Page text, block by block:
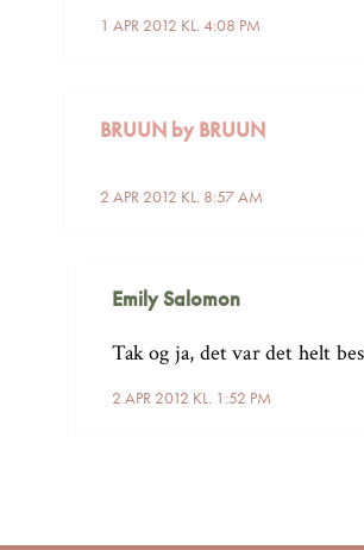
1 APR 2012 KL. 4:08 PM
BRUUN by BRUUN
2 APR 2012 KL. 8:57 AM
Emily Salomon
2 APR 2012 KL. 1:52 PM
Tak og ja, det var det helt